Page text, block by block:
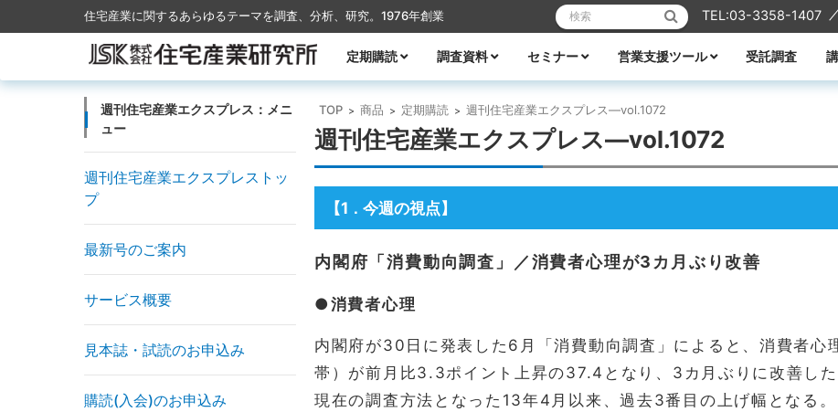
住宅産業に関するあらゆるテーマを調査、分析、研究。1976年創業 検索: TEL:03-3358-1407
コンテンツに移動
定期購読
調査資料 セミナー 営業支援ツール 受託調査
TOP > 商品 > 定期購読 > 週刊住宅産業エクスプレス―vol.1072
週刊住宅産業エクスプレス―vol.1072
【1 ． 今週の視点】
内閣府「消費動向調査」／消費者心理が3カ月ぶり改善
●消費者心理
内閣府が30日に発表した6月「消費動向調査」によると、消費者心
帯）が前月比3.3ポイント上昇の37.4となり、3カ月ぶりに改善した
現在の調査方法となった13年4月以来、過去3番目の上げ幅となる。
週刊住宅産業エクスプレス：メニ
ュー
週刊住宅産業エクスプレストッ
プ
最新号のご案内
サービス概要
見本誌・試読のお申込み
購読(入会)のお申込み